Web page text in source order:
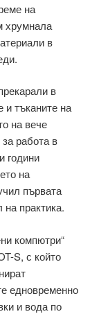
на
хрумнала
в
в
и тъканите на
на вече
работа в
години
на
първата
практика.
компютри“
S, с който
едновременно
и вода по